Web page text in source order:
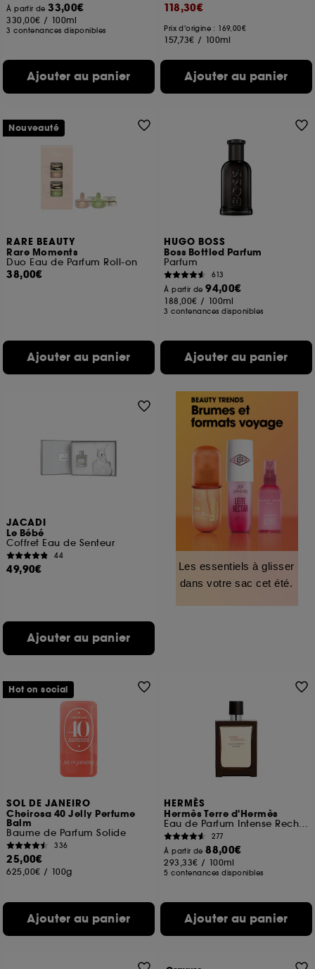
À partir de33,00€
330,00€ / 100ml
3 contenances disponibles
Ajouter au panier
118,30€
Prix d'origine : 169,00€
157,73€ / 100ml
Ajouter au panier
RARE BEAUTY
Rare Moments
Duo Eau de Parfum Roll-on
38,00€
Ajouter au panier
Nouveauté
HUGO BOSS
Boss Bottled Parfum
Parfum
613
À partir de94,00€
188,00€ / 100ml
3 contenances disponibles
Ajouter au panier
JACADI
Le Bébé
Coffret Eau de Senteur
44
49,90€
Ajouter au panier
Les essentiels à glisser
dans votre sac cet été.
SOL DE JANEIRO
Cheirosa 40 Jelly Perfume
Balm
Baume de Parfum Solide
336
25,00€
625,00€ / 100g
Ajouter au panier
Hot on social
HERMÈS
Hermès Terre d'Hermès
Eau de Parfum Intense Rechargeable
277
À partir de88,00€
293,33€ / 100ml
5 contenances disponibles
Ajouter au panier